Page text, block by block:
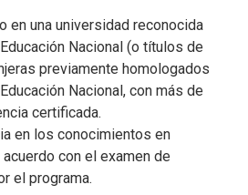
en una universidad reconocida
Nacional (o títulos de
previamente homologados
Nacional, con más de
certificada.
en los conocimientos en
con el examen de
el programa.